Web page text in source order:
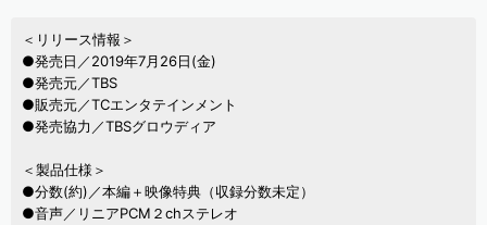
＜リリース情報＞
●発売日／2019年7月26日(金)
●発売元／TBS
●販売元／TCエンタテインメント
●発売協力／TBSグロウディア
＜製品仕様＞
●分数(約)／本編＋映像特典（収録分数未定）
●音声／リニアPCM２chステレオ